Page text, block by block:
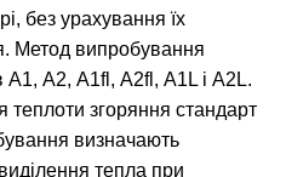
без урахування їх
Метод випробування
А1, А2, А1fl, А2fl, А1L і А2L.
теплоти згоряння стандарт
визначають
тепла при